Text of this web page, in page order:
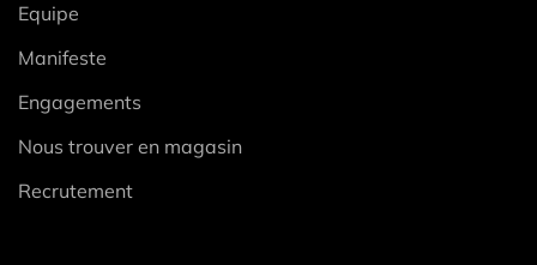
Equipe
Manifeste
Engagements
Nous trouver en magasin
Recrutement